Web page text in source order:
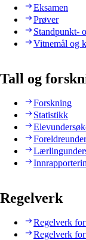
Eksamen
Prøver
Standpunkt-
Vitnemål og
Tall og
Forskning
Statistikk
Regelverk
Regelverk
Regelverk